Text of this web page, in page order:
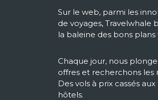
Sur le web, parmi les
de voyages, Travelwhale
la baleine des bons plans
Chaque jour, nous
offres et recherchons les
Des vols à prix cassés
hôtels.